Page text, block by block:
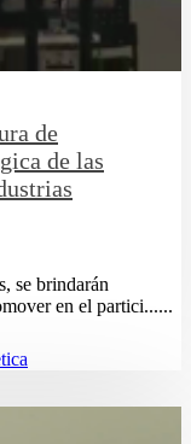
de
de las
se brindarán
en el partici......